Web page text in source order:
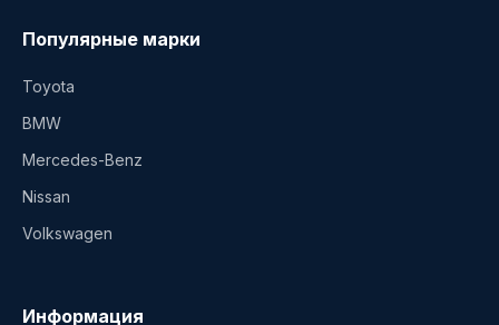
Популярные марки
Toyota
BMW
Mercedes-Benz
Nissan
Volkswagen
Информация